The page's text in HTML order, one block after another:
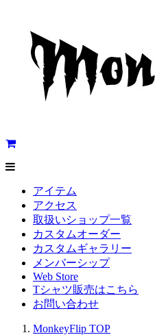
アイテム
アクセス
取扱いショップ一覧
カスタムオーダー
カスタムギャラリー
メンバーシップ
Web Store
Tシャツ販売はこちら
お問い合わせ
MonkeyFlip TOP